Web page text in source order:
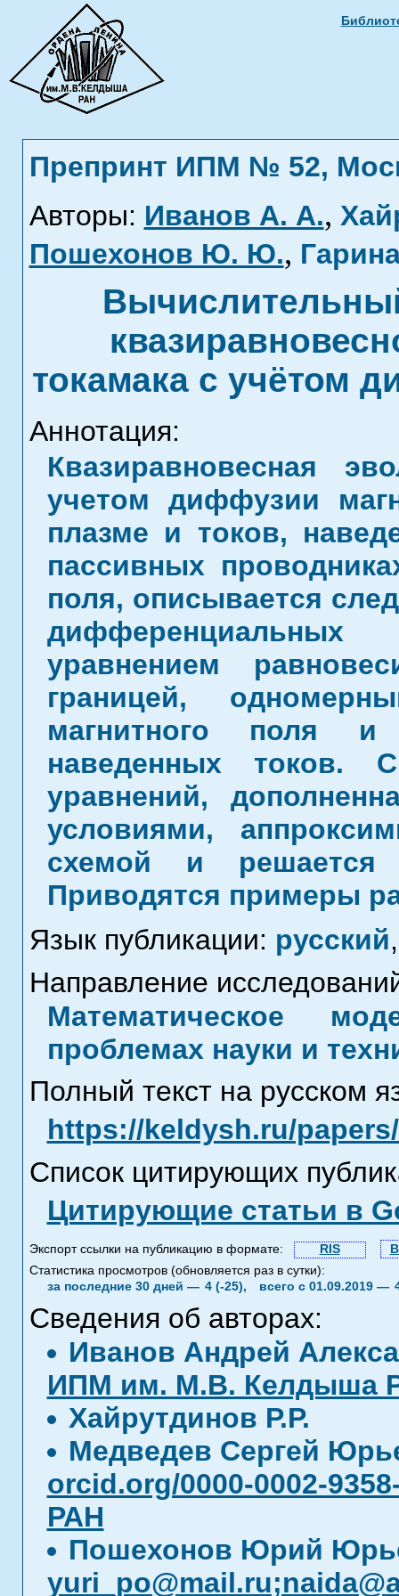
Препринт ИПМ № 52,
Авторы: Иванов А. А.,
Пошехонов Ю. Ю.,
токамака с учётом
Аннотация:
Квазиравновесная
учетом диффузии
плазме и токов,
пассивных
поля, описывается
уравнением
границей,
магнитного поля
наведенных токов.
уравнений,
условиями,
схемой и решается
Приводятся примеры
Язык публикации: русский,
Направление
Математическое
проблемах науки и
Полный текст на русском
https://keldysh.ru/
Список цитирующих
Цитирующие статьи в
Экспорт ссылки на публикацию в формате: RIS
Статистика просмотров (обновляется раз в сутки):
за последние 30 дней — 4 (-25), всего с 01.09.2019 —
Сведения об авторах:
Иванов Андрей
ИПМ им. М.В. Келдыша
Хайрутдинов Р.Р.
Медведев Сергей
orcid.org/0000-0002-
РАН
Пошехонов Юрий